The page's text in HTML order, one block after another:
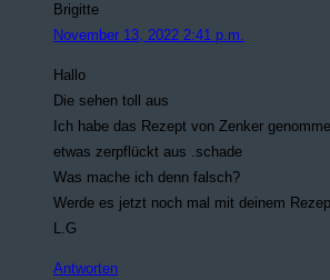
Brigitte
November 13, 2022 2:41 p.m.
Hallo
Die sehen toll aus
Ich habe das Rezept von Zenker
etwas zerpflückt aus .schade
Was mache ich denn falsch?
Werde es jetzt noch mal mit deinem
L.G
Antworten